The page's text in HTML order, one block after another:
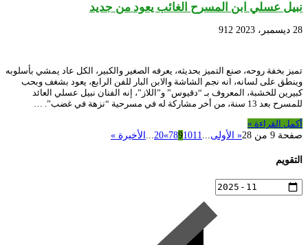
نبيل عسلي ابن المسرح الغائب يعود من جديد
28 ديسمبر، 2023 912
تميز بخفة روحه، صنع التميز بحديثه، يعرفه الصغير والكبير، الكل عاد يمشي بأسلوبه
وينطق على لسانه، انه نجم الشاشة والابن البار للفن الرابع، يعود بشغف وبحب
كبيرين للخشبة، المعروف بـ “دقيوس” و”اللاز”، إنه الفنان نبيل عسلي العائد
للمسرح بعد 13 سنة، من أخر مشاركة له في مسرحية “نزهة في غضب”. …
أكمل القراءة »
صفحة 9 من 28
« الأولى...
7891011
»
20
... الأخيرة »
التقويم